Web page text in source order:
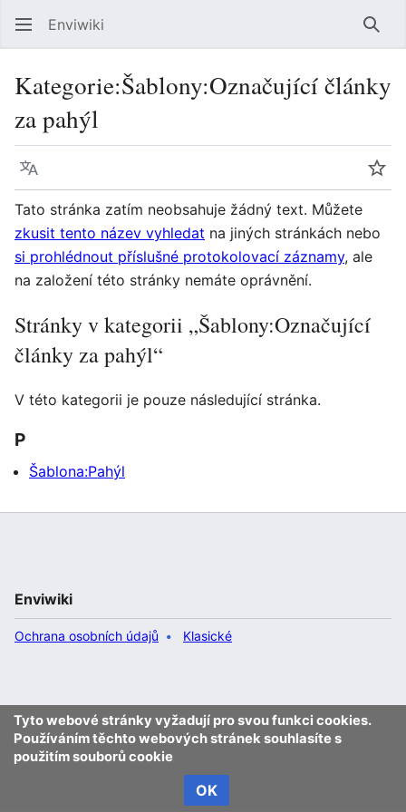
Enviwiki
Kategorie:Šablony:Označující články
za pahýl
Jazyk
Tato stránka zatím neobsahuje žádný text. Můžete
zkusit tento název vyhledat na jiných stránkách nebo
si prohlédnout příslušné protokolovací záznamy, ale
na založení této stránky nemáte oprávnění.
Stránky v kategorii „Šablony:Označující
články za pahýl“
V této kategorii je pouze následující stránka.
P
Šablona:Pahýl
Tyto webové stránky vyžadují pro svou funkci cookies.
Používáním těchto webových stránek souhlasíte s
použitím souborů cookie
OK
Enviwiki
Ochrana osobních údajů Klasické